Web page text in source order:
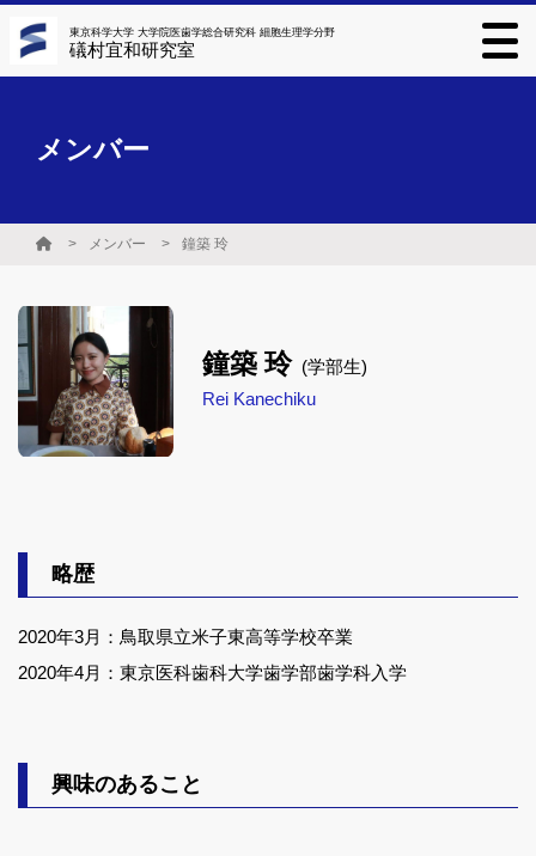
東京科学大学 大学院医歯学総合研究科 細胞生理学分野
礒村宜和研究室
メンバー
メンバー 鐘築 玲
鐘築 玲 (学部生)
Rei Kanechiku
略歴
2020年3月：鳥取県立米子東高等学校卒業
2020年4月：東京医科歯科大学歯学部歯学科入学
興味のあること